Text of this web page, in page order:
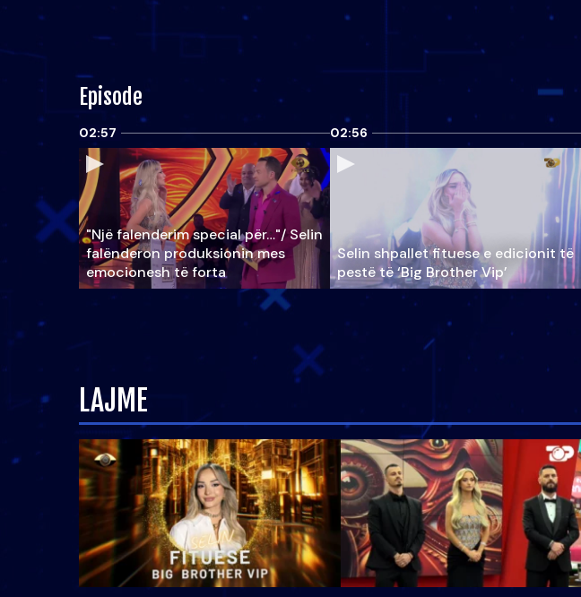
Episode
02:57
"Një falenderim special për…"/ Selin
falënderon produksionin mes
emocionesh të forta
02:56
Selin shpallet fituese e edicionit të
pestë të ‘Big Brother Vip’
LAJME